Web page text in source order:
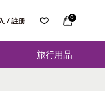
/ 註册 0
旅行用品